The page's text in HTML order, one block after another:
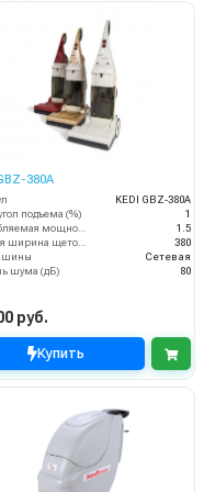
380A
KEDI GBZ-380A
подъема (%)
1
Потребляемая мощность (кВт)
1.5
Рабочая ширина щеток (мм)
380
Сетевая
шума (дБ)
80
руб.
Купить